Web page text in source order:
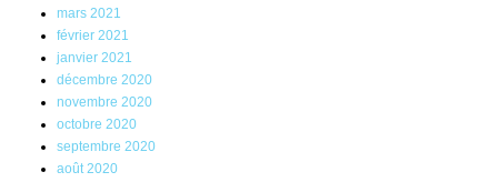
mars 2021
février 2021
janvier 2021
décembre 2020
novembre 2020
octobre 2020
septembre 2020
août 2020